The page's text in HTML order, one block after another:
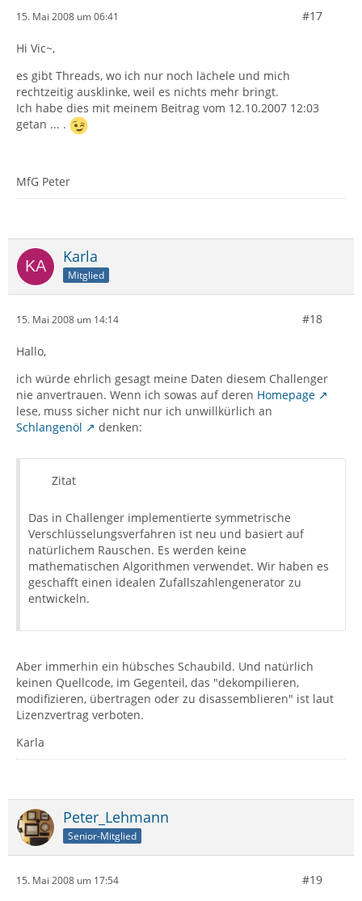
15. Mai 2008 um 06:41 #17
Hi Vic~,
es gibt Threads, wo ich nur noch lächele und mich
rechtzeitig ausklinke, weil es nichts mehr bringt.
Ich habe dies mit meinem Beitrag vom 12.10.2007 12:03
getan ... .
MfG Peter
Karla
Mitglied
15. Mai 2008 um 14:14 #18
Hallo,
ich würde ehrlich gesagt meine Daten diesem Challenger
nie anvertrauen. Wenn ich sowas auf deren Homepage
lese, muss sicher nicht nur ich unwillkürlich an
Schlangenöl
denken:
Zitat
Das in Challenger implementierte symmetrische
Verschlüsselungsverfahren ist neu und basiert auf
natürlichem Rauschen. Es werden keine
mathematischen Algorithmen verwendet. Wir haben es
geschafft einen idealen Zufallszahlengenerator zu
entwickeln.
Aber immerhin ein hübsches Schaubild. Und natürlich
keinen Quellcode, im Gegenteil, das "dekompilieren,
modifizieren, übertragen oder zu disassemblieren" ist laut
Lizenzvertrag verboten.
Karla
Peter_Lehmann
Senior-Mitglied
15. Mai 2008 um 17:54 #19